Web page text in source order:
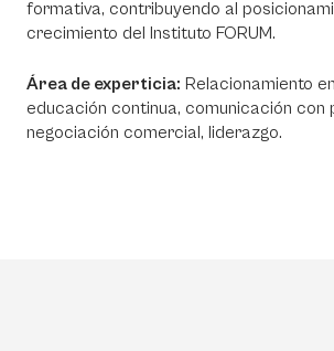
formativa, contribuyendo al
crecimiento del Instituto FORUM.
Área de experticia: Relacionamiento
educación continua, comunicación con
negociación comercial, liderazgo.